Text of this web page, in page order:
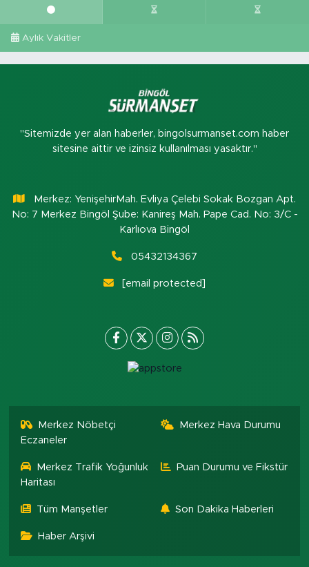
Aylık Vakitler
"Sitemizde yer alan haberler, bingolsurmanset.com haber
sitesine aittir ve izinsiz kullanılması yasaktır."
Merkez: YenişehirMah. Evliya Çelebi Sokak Bozgan Apt.
No: 7 Merkez Bingöl Şube: Kanireş Mah. Pape Cad. No: 3/C -
Karlıova Bingöl
05432134367
[email protected]
Merkez Nöbetçi
Eczaneler
Merkez Hava Durumu
Merkez Trafik Yoğunluk
Haritası
Puan Durumu ve Fikstür
Tüm Manşetler Son Dakika Haberleri
Haber Arşivi